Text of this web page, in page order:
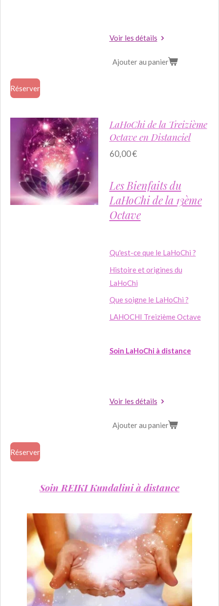
Voir les détails
Ajouter au panier
Réserver
LaHoChi de la Treizième
Octave en Distanciel
60,00 €
Les Bienfaits du
LaHoChi de la 13ème
Octave
Qu'est-ce que le LaHoChi ?
Histoire et origines du
LaHoChi
Que soigne le LaHoChi ?
LAHOCHI Treizième Octave
Soin LaHoChi à distance
Voir les détails
Ajouter au panier
Réserver
Soin REIKI Kundalini à distance